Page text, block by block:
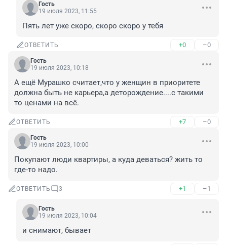
Гость
19 июля 2023, 11:55
Пять лет уже скоро, скоро скоро у тебя
ОТВЕТИТЬ +0 –0
Гость
19 июля 2023, 10:18
А ещё Мурашко считает,что у женщин в приоритете
должна быть не карьера,а деторождение....с такими
то ценами на всё.
ОТВЕТИТЬ +7 –0
Гость
19 июля 2023, 10:00
Покупают люди квартиры, а куда деваться? жить то
где-то надо.
ОТВЕТИТЬ 3 +1 –1
Гость
19 июля 2023, 10:04
и снимают, бывает